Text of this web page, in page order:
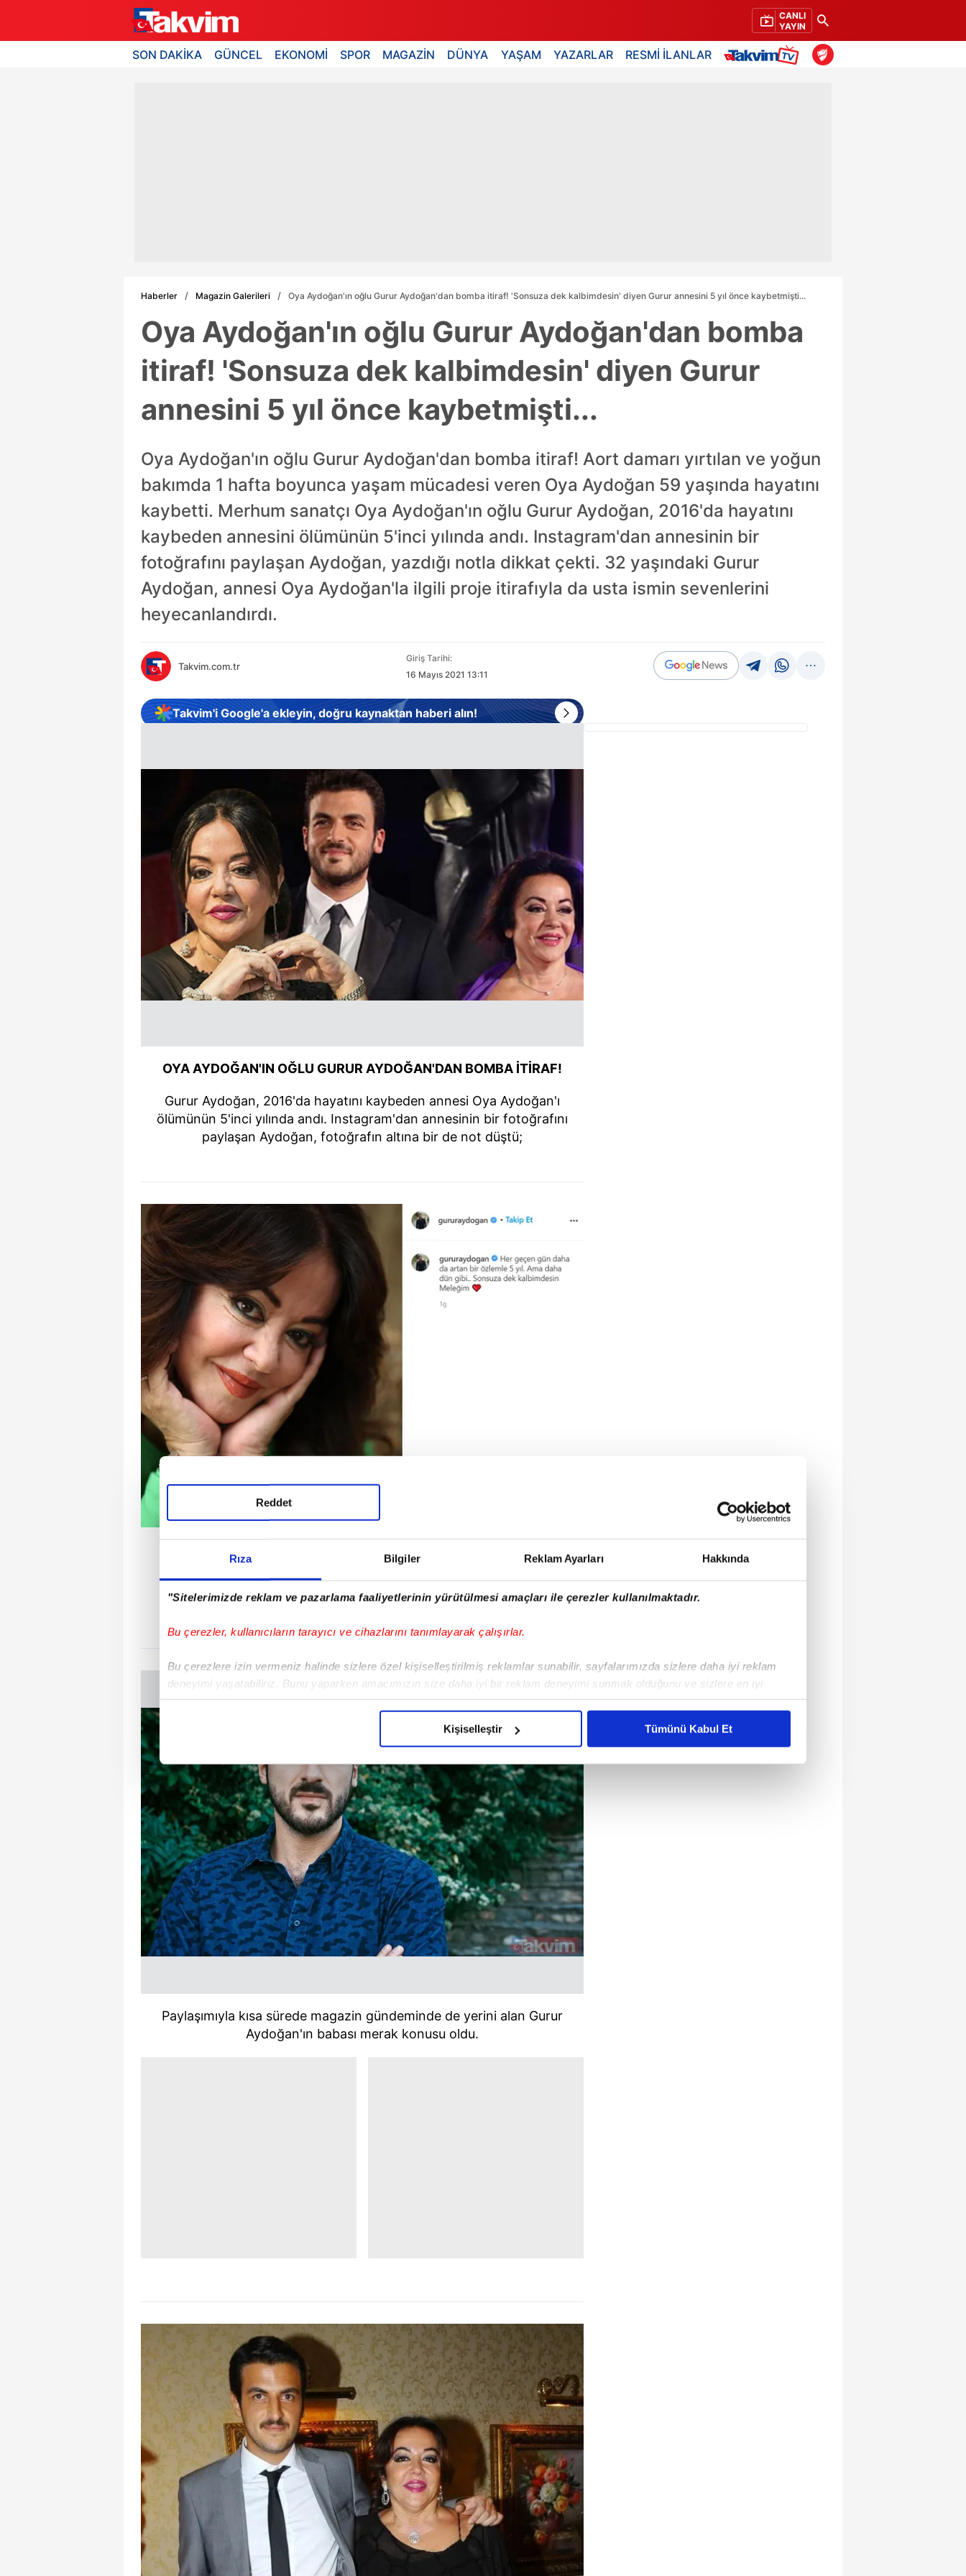
Rıza Bilgiler Reklam Ayarları Hakkında
"Sitelerimizde reklam ve pazarlama faaliyetlerinin yürütülmesi amaçları ile çerezler kullanılmaktadır.
Bu çerezler, kullanıcıların tarayıcı ve cihazlarını tanımlayarak çalışırlar.
Bu çerezlere izin vermeniz halinde sizlere özel kişiselleştirilmiş reklamlar sunabilir, sayfalarımızda sizlere daha iyi reklam
deneyimi yaşatabiliriz. Bunu yaparken amacımızın size daha iyi bir reklam deneyimi sunmak olduğunu ve sizlere en iyi
içerikleri sunabilmek adına elimizden gelen çabayı gösterdiğimizi ve bu noktada, reklamların maliyetlerimizi karşılamak
Sizlere daha iyi bir hizmet sunabilmek için İnternet Sitemizde kendimize ve üçüncü kişilere ait çerezler kullanılmaktadır. Bu
çerezler vasıtasıyla çeşitli kişisel verileriniz işlenmekte olup gerekli olan çerezler bilgi toplumu hizmetlerinin sunulması
amacıyla kullanılmaktadır. Diğer çerezler, sitemizin daha işlevsel kılınması ve kişiselleştirilmesi ve sizlere yönelik
reklam/pazarlama faaliyetlerinin yapılması, amaçlarıyla sınırlı olarak açık rızanız dahilinde kullanılacaktır.
Çerezlere ilişkin tercihlerinizi aşağıda yer alan panel vasıtasıyla belirleyebilirsiniz. Çerezlere ilişkin detaylı bilgi için Ayarlar
butonuna tıklayabilir,Çerez Bilgilendirme Metnimiziziyaret edebilirsiniz.
6698 sayılı Kişisel Verilerin Korunması Kanunu uyarınca hazırlanmış Aydınlatma Metnimizi okumak ve sitemizde ilgili
mevzuata uygun olarak kullanılan çerezlerle ilgili bilgi almak için lütfentıklayınız.
Reddet
Kişiselleştir Tümünü Kabul Et
CANLI
YAYIN
SON DAKİKA GÜNCEL EKONOMİ SPOR MAGAZİN DÜNYA YAŞAM YAZARLAR RESMİ İLANLAR
Haberler Magazin Galerileri Oya Aydoğan'ın oğlu Gurur Aydoğan'dan bomba itiraf! 'Sonsuza dek kalbimdesin' diyen Gurur annesini 5 yıl önce kaybetmişti...
Oya Aydoğan'ın oğlu Gurur Aydoğan'dan bomba
itiraf! 'Sonsuza dek kalbimdesin' diyen Gurur
annesini 5 yıl önce kaybetmişti...
Oya Aydoğan'ın oğlu Gurur Aydoğan'dan bomba itiraf! Aort damarı yırtılan ve yoğun
bakımda 1 hafta boyunca yaşam mücadesi veren Oya Aydoğan 59 yaşında hayatını
kaybetti. Merhum sanatçı Oya Aydoğan'ın oğlu Gurur Aydoğan, 2016'da hayatını
kaybeden annesini ölümünün 5'inci yılında andı. Instagram'dan annesinin bir
fotoğrafını paylaşan Aydoğan, yazdığı notla dikkat çekti. 32 yaşındaki Gurur
Aydoğan, annesi Oya Aydoğan'la ilgili proje itirafıyla da usta ismin sevenlerini
heyecanlandırdı.
Takvim.com.tr
Giriş Tarihi:
16 Mayıs 2021 13:11
Takvim'i Google'a ekleyin, doğru kaynaktan haberi alın!
OYA AYDOĞAN'IN OĞLU GURUR AYDOĞAN'DAN BOMBA İTİRAF!
Gurur Aydoğan, 2016'da hayatını kaybeden annesi Oya Aydoğan'ı
ölümünün 5'inci yılında andı. Instagram'dan annesinin bir fotoğrafını
paylaşan Aydoğan, fotoğrafın altına bir de not düştü;
meleğim." Annesini projelerle yaşatmak istediğini söyleyen Gurur
Aydoğan, "Annemle ilgili planlarım var fakat bunun en iyi şekilde
yapılması gerekiyor. Bu yüzden biraz zamanı var" dedi.
Paylaşımıyla kısa sürede magazin gündeminde de yerini alan Gurur
Aydoğan'ın babası merak konusu oldu.